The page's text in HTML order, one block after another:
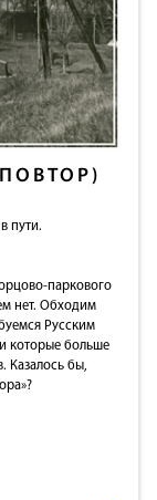
пути.
паркового
нет. Обходим
Русским
которые больше
Казалось бы,